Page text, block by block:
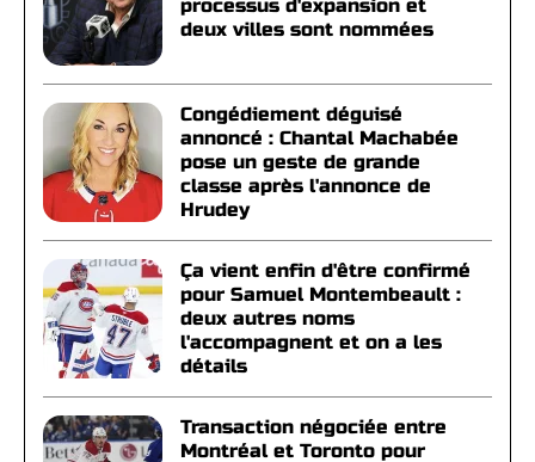
processus d'expansion et
deux villes sont nommées
Congédiement déguisé
annoncé : Chantal Machabée
pose un geste de grande
classe après l'annonce de
Hrudey
Ça vient enfin d'être confirmé
pour Samuel Montembeault :
deux autres noms
l'accompagnent et on a les
détails
Transaction négociée entre
Montréal et Toronto pour